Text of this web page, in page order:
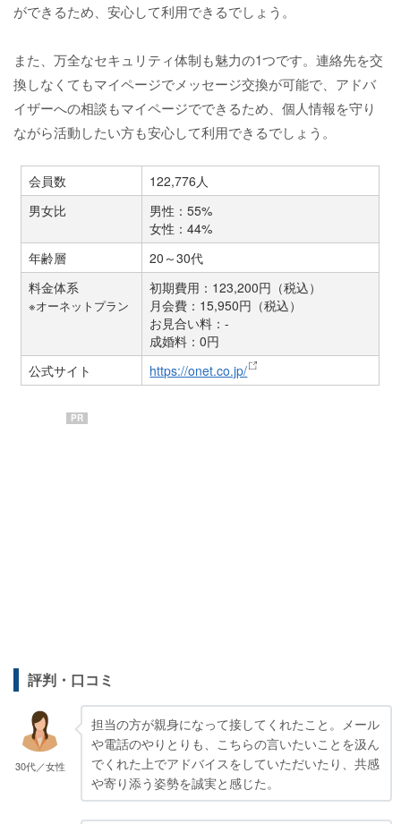
ができるため、安心して利用できるでしょう。
また、万全なセキュリティ体制も魅力の1つです。連絡先を交
換しなくてもマイページでメッセージ交換が可能で、アドバ
イザーへの相談もマイページでできるため、個人情報を守り
ながら活動したい方も安心して利用できるでしょう。
会員数
122,776人
男女比
男性：55%
女性：44%
年齢層
20～30代
料金体系
※オーネットプラン
初期費用：123,200円（税込）
月会費：15,950円（税込）
お見合い料：-
成婚料：0円
公式サイト
https://onet.co.jp/
PR
評判・口コミ
30代／女性
担当の方が親身になって接してくれたこと。メール
や電話のやりとりも、こちらの言いたいことを汲ん
でくれた上でアドバイスをしていただいたり、共感
や寄り添う姿勢を誠実と感じた。